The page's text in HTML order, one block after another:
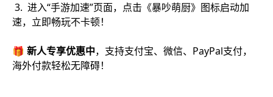
3. 进入“手游加速”页面，点击《暴吵萌厨》图标启动加
速，立即畅玩不卡顿！
🎁 新人专享优惠中，支持支付宝、微信、PayPal支付，
海外付款轻松无障碍！